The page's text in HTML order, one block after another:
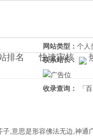
排名 快速审核
网站类型： 个人
联系站长：
收录查询：
「
子,意思是形容佛法无边,神